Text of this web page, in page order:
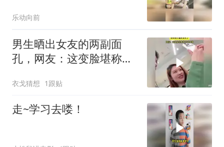
乐动向前
男生晒出女友的两副面
孔，网友：这变脸堪称教
衣戈猜想 1跟贴
走~学习去喽！